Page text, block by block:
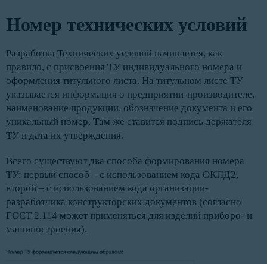
Номер технических условий
Разработка Технических условий начинается, как
правило, с присвоения ТУ индивидуального номера и
оформления титульного листа. На титульном листе ТУ
указывается информация о предприятии-производителе,
наименование продукции, обозначение документа и его
уникальный номер. Там же ставится подпись держателя
ТУ и дата их утверждения.
Всего существуют два способа формирования номера
ТУ: первый способ – с использованием кода ОКПД2,
второй – с использованием кода организации-
разработчика конструкторских документов (согласно
ГОСТ 2.114 может применяться для изделий приборо- и
машиностроения).